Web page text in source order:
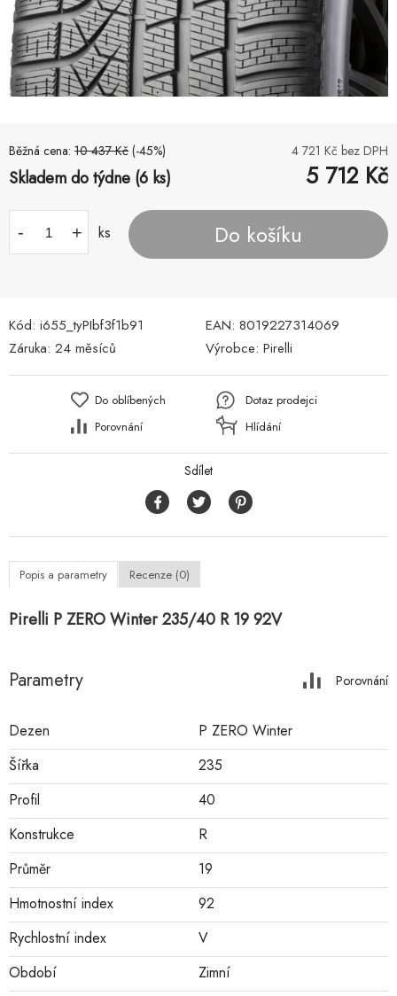
Běžná cena: 10 437 Kč (-45%) 4 721 Kč bez DPH
Skladem do týdne (6 ks) 5 712 Kč
- + ks Do košíku
Kód: i655_tyPIbf3f1b91 EAN: 8019227314069
Záruka: 24 měsíců Výrobce: Pirelli
Do oblíbených
Porovnání
Dotaz prodejci
Hlídání
Sdílet
Popis a parametry Recenze (0)
Pirelli P ZERO Winter 235/40 R 19 92V
Parametry Porovnání
Dezen
P ZERO Winter
Šířka
235
Profil
40
Konstrukce
R
Průměr
19
Hmotnostní index
92
Rychlostní index
V
Období
Zimní